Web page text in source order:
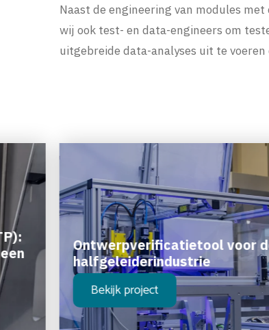
Naast de engineering van modules met
wij ook test- en data-engineers om
uitgebreide data-analyses uit te
Ontwerpverificatietool voor
halfgeleiderindustrie
Bekijk project